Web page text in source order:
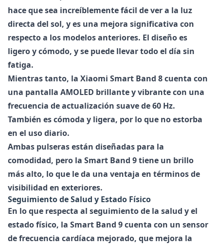
hace que sea increíblemente fácil de ver a la luz
directa del sol, y es una mejora significativa con
respecto a los modelos anteriores. El diseño es
ligero y cómodo, y se puede llevar todo el día sin
fatiga.
Mientras tanto, la Xiaomi Smart Band 8cuenta con
una pantalla AMOLED brillante y vibrante con una
frecuencia de actualización suave de 60 Hz.
También es cómoda y ligera, por lo que no estorba
en el uso diario.
Ambas pulseras están diseñadas para la
comodidad, pero la Smart Band 9 tiene un brillo
más alto, lo que le da una ventaja en términos de
visibilidad en exteriores.
Seguimiento de Salud y Estado Físico
En lo que respecta al seguimiento de la salud y el
estado físico, la Smart Band 9cuenta con un sensor
de frecuencia cardíaca mejorado, que mejora la